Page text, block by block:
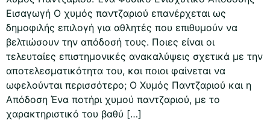
Εισαγωγή Ο χυμός παντζαριού επανέρχεται ως
δημοφιλής επιλογή για αθλητές που επιθυμούν να
βελτιώσουν την απόδοσή τους. Ποιες είναι οι
τελευταίες επιστημονικές ανακαλύψεις σχετικά με την
αποτελεσματικότητα του, και ποιοι φαίνεται να
ωφελούνται περισσότερο; Ο Χυμός Παντζαριού και η
Απόδοση Ένα ποτήρι χυμού παντζαριού, με το
χαρακτηριστικό του βαθύ […]